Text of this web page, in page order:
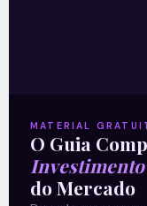
Sobre nós
Termos e
Política de
MATERIAL
O Guia
do Mercado